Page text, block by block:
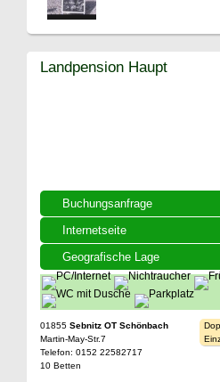
Buchungsanfrage
Internetseite
Geografische Lage
Landpension Haupt
01855 Sebnitz OT Schönbach
Martin-May-Str.7
Telefon: 0152 22582717
10 Betten